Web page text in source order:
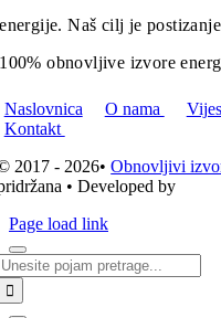
energije. Naš cilj je
100% obnovljive izvore
Naslovnica O nama
Kontakt
2017 - 2026•Obnovljivi
• Developed by
Page load link